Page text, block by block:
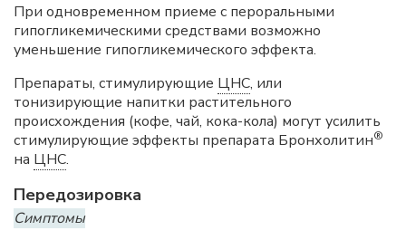
При одновременном приеме с пероральными
гипогликемическими средствами возможно
уменьшение гипогликемического эффекта.
Препараты, стимулирующие ЦНС, или
тонизирующие напитки растительного
происхождения (кофе, чай, кока-кола) могут усилить
стимулирующие эффекты препарата Бронхолитин®
на ЦНС.
Передозировка
Симптомы